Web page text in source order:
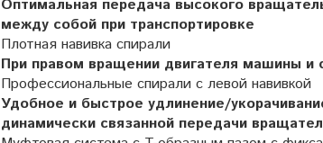
Oптимальная передача высокого
между собой при транспортировке
Плотная навивка спирали
При правом вращении двигателя машины и
Профессиональные спирали с левой навивкой
Удобное и быстрое удлинение/
динамически связанной передачи